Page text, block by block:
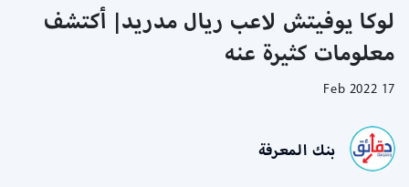
لوكا يوفيتش لاعب ريال مدريد| أكتشف
معلومات كثيرة عنه
17 Feb 2022
بنك المعرفة